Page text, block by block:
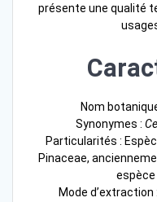
présente une qualité
Nom
Synonymes :
Particularités :
Pinaceae,
espèce
Mode d’extraction